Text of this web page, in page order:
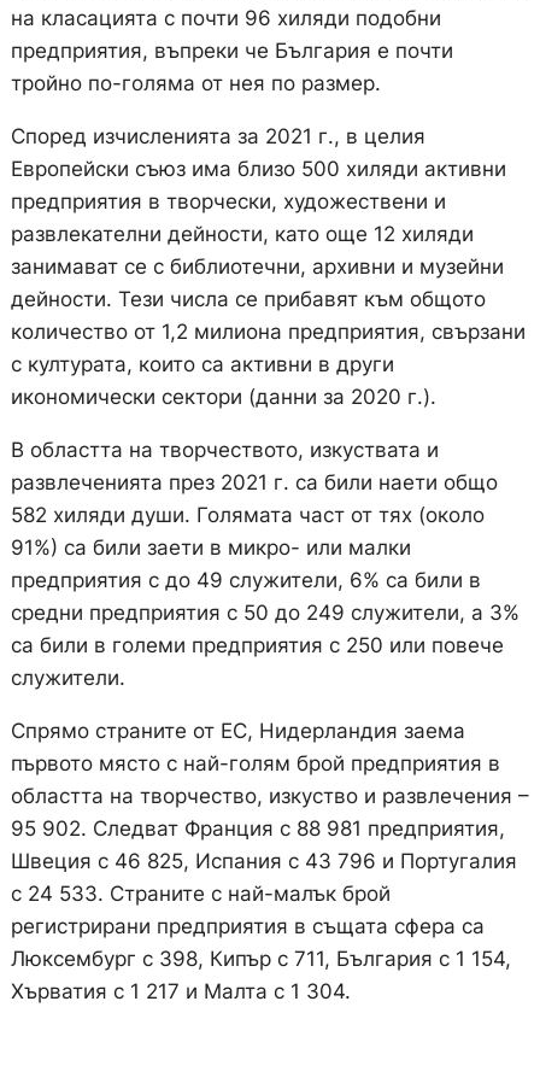
на класацията с почти 96 хиляди подобни
предприятия, въпреки че България е почти
тройно по-голяма от нея по размер.
Според изчисленията за 2021 г., в целия
Европейски съюз има близо 500 хиляди активни
предприятия в творчески, художествени и
развлекателни дейности, като още 12 хиляди
занимават се с библиотечни, архивни и музейни
дейности. Тези числа се прибавят към общото
количество от 1,2 милиона предприятия, свързани
с културата, които са активни в други
икономически сектори (данни за 2020 г.).
В областта на творчеството, изкуствата и
развлеченията през 2021 г. са били наети общо
582 хиляди души. Голямата част от тях (около
91%) са били заети в микро- или малки
предприятия с до 49 служители, 6% са били в
средни предприятия с 50 до 249 служители, а 3%
са били в големи предприятия с 250 или повече
служители.
Спрямо страните от ЕС, Нидерландия заема
първото място с най-голям брой предприятия в
областта на творчество, изкуство и развлечения –
95 902. Следват Франция с 88 981 предприятия,
Швеция с 46 825, Испания с 43 796 и Португалия
с 24 533. Страните с най-малък брой
регистрирани предприятия в същата сфера са
Люксембург с 398, Кипър с 711, България с 1 154,
Хърватия с 1 217 и Малта с 1 304.